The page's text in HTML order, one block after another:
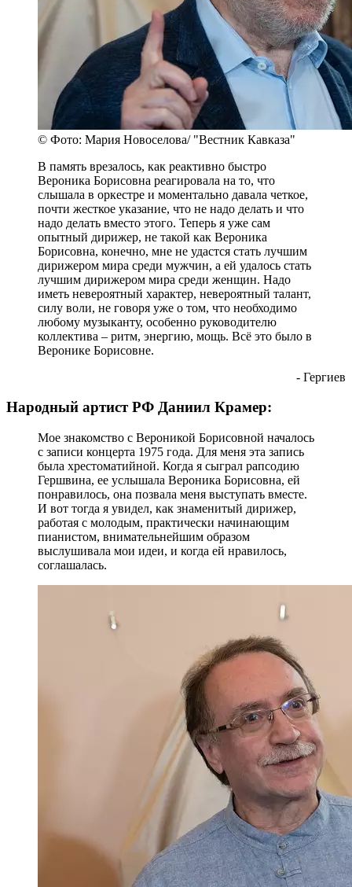
© Фото: Мария Новоселова/ "Вестник Кавказа"
В память врезалось, как реактивно быстро
Вероника Борисовна реагировала на то, что
слышала в оркестре и моментально давала четкое,
почти жесткое указание, что не надо делать и что
надо делать вместо этого. Теперь я уже сам
опытный дирижер, не такой как Вероника
Борисовна, конечно, мне не удастся стать лучшим
дирижером мира среди мужчин, а ей удалось стать
лучшим дирижером мира среди женщин. Надо
иметь невероятный характер, невероятный талант,
силу воли, не говоря уже о том, что необходимо
любому музыканту, особенно руководителю
коллектива – ритм, энергию, мощь. Всё это было в
Веронике Борисовне.
- Гергиев
Народный артист РФ Даниил Крамер:
Мое знакомство с Вероникой Борисовной началось
с записи концерта 1975 года. Для меня эта запись
была хрестоматийной. Когда я сыграл рапсодию
Гершвина, ее услышала Вероника Борисовна, ей
понравилось, она позвала меня выступать вместе.
И вот тогда я увидел, как знаменитый дирижер,
работая с молодым, практически начинающим
пианистом, внимательнейшим образом
выслушивала мои идеи, и когда ей нравилось,
соглашалась.